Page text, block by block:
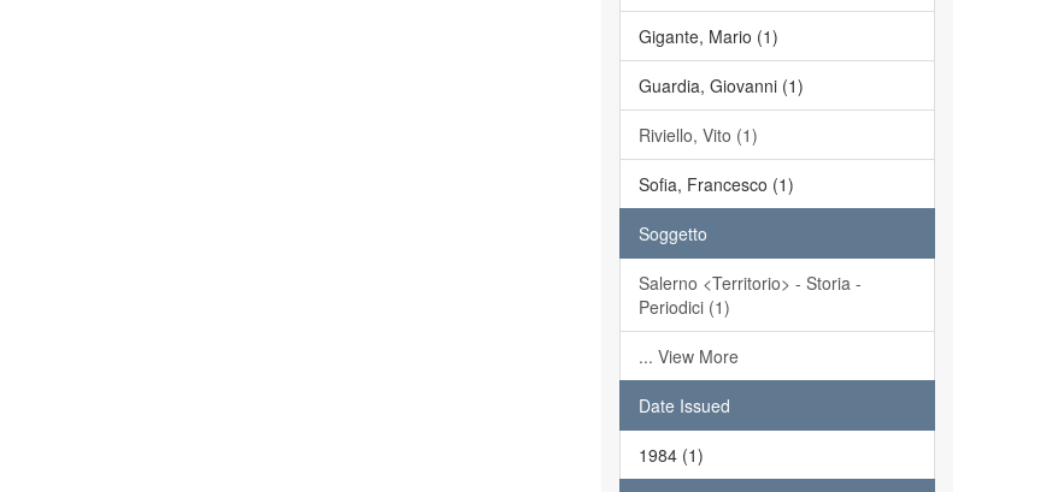
Gigante, Mario (1)
Guardia, Giovanni (1)
Riviello, Vito (1)
Sofia, Francesco (1)
Soggetto
Salerno <Territorio> - Storia -
Periodici (1)
... View More
Date Issued
1984 (1)